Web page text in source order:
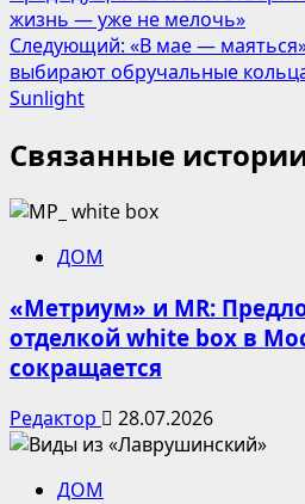
записи
жизнь — уже не мелочь»
Следующий: «В мае —
выбирают обручальные
Sunlight
Связанные
ДОМ
«Метриум» и MR:
отделкой white box в
сокращается
Редактор 28.07.2026
ДОМ